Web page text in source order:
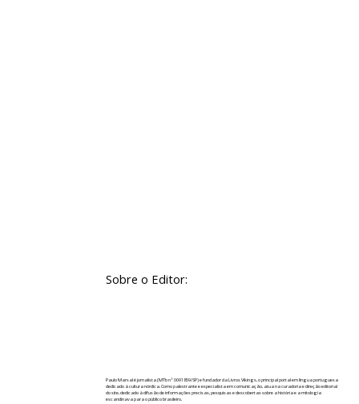
Sobre o Editor:
Paulo Marsal é jornalista (MTb nº 0091859/SP) e fundador da Livros Vikings, o principal portal em língua portuguesa
dedicado à cultura nórdica. Como palestrante e especialista em comunicação, atua na curadoria e direção editorial
do site, dedicado à difusão de informações precisas, pesquisas e descobertas sobre a história e a mitologia
escandinava para o público brasileiro.